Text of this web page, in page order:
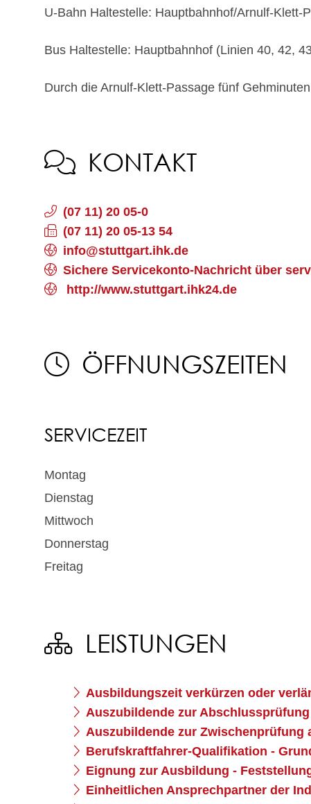
U-Bahn Haltestelle: Hauptbahnhof/Arnulf-Klett-
Bus Haltestelle: Hauptbahnhof (Linien 40, 42,
Durch die Arnulf-Klett-Passage fünf
KONTAKT
(07 11) 20 05-0
(07 11) 20 05-13 54
info@stuttgart.ihk.de
Sichere Servicekonto-Nachricht über
http://www.stuttgart.ihk24.de
ÖFFNUNGSZEITEN
SERVICEZEIT
Montag
Dienstag
Mittwoch
Donnerstag
Freitag
LEISTUNGEN
Ausbildungszeit verkürzen oder
Auszubildende zur
Auszubildende zur Zwischenprüfung
Berufskraftfahrer-Qualifikation -
Eignung zur Ausbildung -
Einheitlichen Ansprechpartner der